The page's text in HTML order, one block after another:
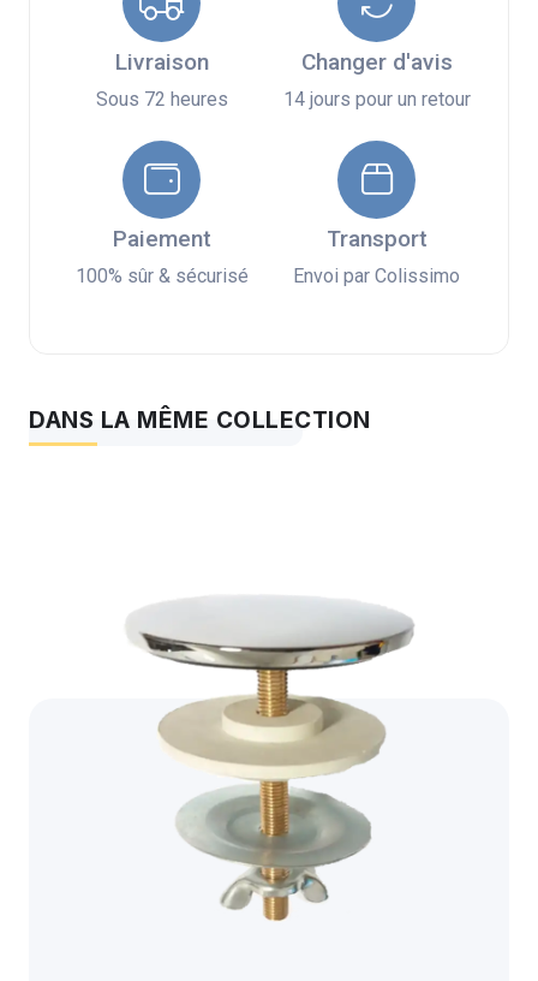
Livraison
Sous 72 heures
Changer d'avis
14 jours pour un retour
Paiement
100% sûr & sécurisé
Transport
Envoi par Colissimo
DANS LA MÊME COLLECTION